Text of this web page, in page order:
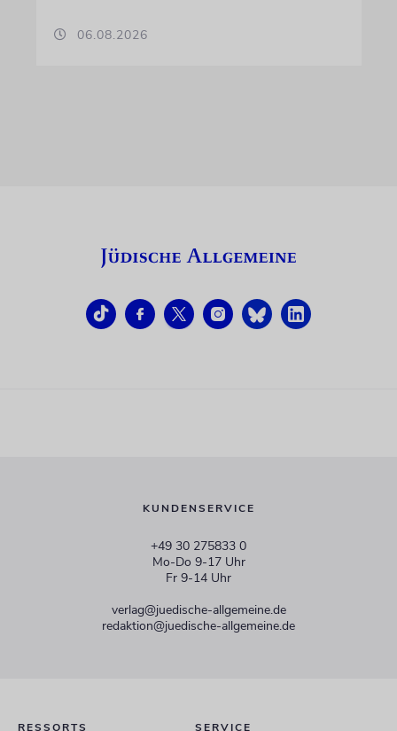
06.08.2026
KUNDENSERVICE
+49 30 275833 0
Mo-Do 9-17 Uhr
Fr 9-14 Uhr
verlag@juedische-allgemeine.de
redaktion@juedische-allgemeine.de
RESSORTS SERVICE